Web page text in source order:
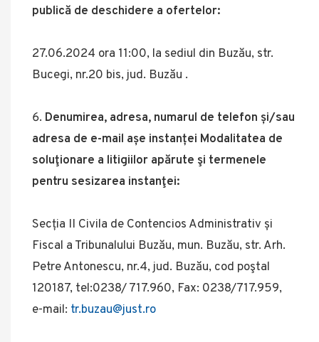
publică de deschidere a ofertelor:
27.06.2024 ora 11:00, la sediul din Buzău, str.
Bucegi, nr.20 bis, jud. Buzău .
Denumirea, adresa, numarul de telefon și/sau
adresa de e-mail așe instanței Modalitatea de
soluţionare a litigiilor apărute şi termenele
pentru sesizarea instanţei:
Secția II Civila de Contencios Administrativ și
Fiscal a Tribunalului Buzău, mun. Buzău, str. Arh.
Petre Antonescu, nr.4, jud. Buzău, cod poştal
120187, tel:0238/ 717.960, Fax: 0238/717.959,
e-mail: tr.buzau@just.ro